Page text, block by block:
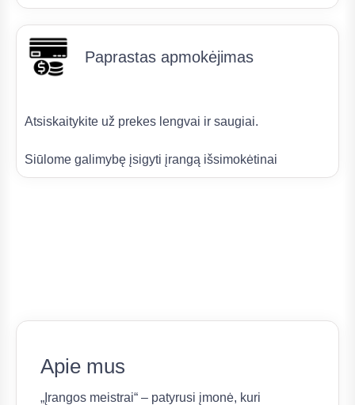
Paprastas apmokėjimas
Atsiskaitykite už prekes lengvai ir saugiai.
Siūlome galimybę įsigyti įrangą išsimokėtinai
Apie mus
„Įrangos meistrai“ – patyrusi įmonė, kuri